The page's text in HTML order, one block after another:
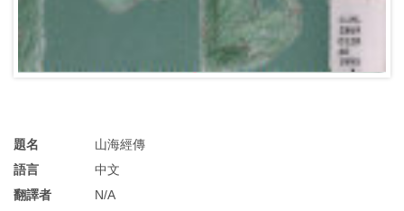
題名
山海經傳
語言
中文
翻譯者
N/A